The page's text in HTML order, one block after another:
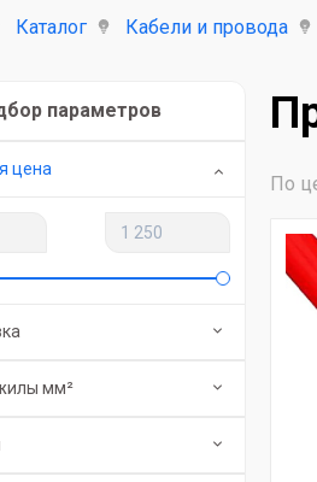
Каталог Кабели и провода
параметров
цена
мм²
По